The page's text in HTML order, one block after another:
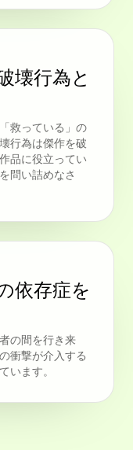
壊行為と
救っている」の
行為は傑作を破
品に役立ってい
問い詰めなさ
依存症を
の間を行き来
衝撃が介入する
います。